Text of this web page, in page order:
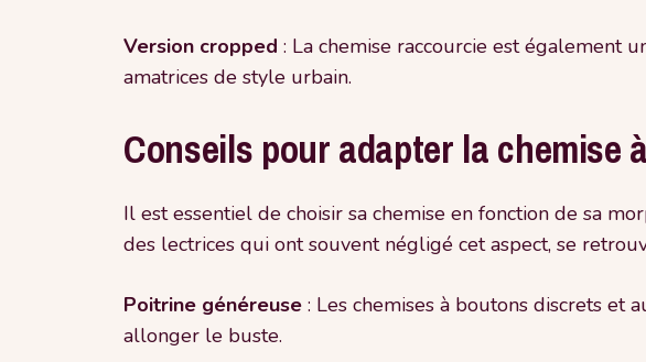
Version cropped : La chemise raccourcie est également
amatrices de style urbain.
Conseils pour adapter la chemise
Il est essentiel de choisir sa chemise en fonction de sa
des lectrices qui ont souvent négligé cet aspect, se
Poitrine généreuse : Les chemises à boutons discrets et
allonger le buste.